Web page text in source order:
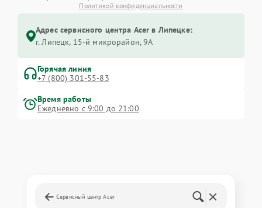
Политикой конфиденциальности
Адрес сервисного центра Acer в Липецке:
г. Липецк, 15-й микрорайон, 9А
Горячая линия
+7 (800) 301-55-83
Время работы
Ежедневно с 9:00 до 21:00
Сервисный центр Acer